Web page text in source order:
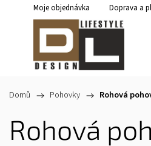
Moje objednávka Doprava a
Domů / Pohovky / Rohová
Rohová